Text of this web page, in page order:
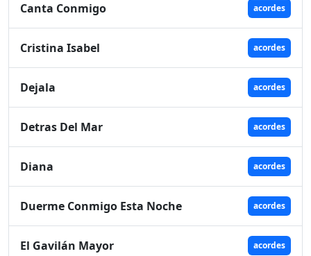
Canta Conmigo acordes
Cristina Isabel acordes
Dejala acordes
Detras Del Mar acordes
Diana acordes
Duerme Conmigo Esta Noche acordes
El Gavilán Mayor acordes